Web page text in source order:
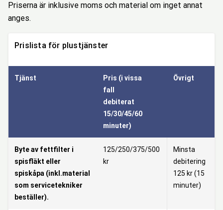
Priserna är inklusive moms och material om inget annat
anges.
Prislista för plustjänster
Tjänst
Pris (i vissa
fall
debiterat
15/30/45/60
minuter)
Övrigt
Byte av fettfilter i
spisfläkt eller
spiskåpa (inkl.material
som servicetekniker
beställer).
125/250/375/500
kr
Minsta
debitering
125 kr (15
minuter)